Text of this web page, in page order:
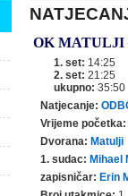
OK MATULJI
1. set: 14:25
2. set: 21:25
ukupno: 35:50
Natjecanje:
Vrijeme početka:
Dvorana: Matulji
1. sudac: Mihael
zapisničar: Erin